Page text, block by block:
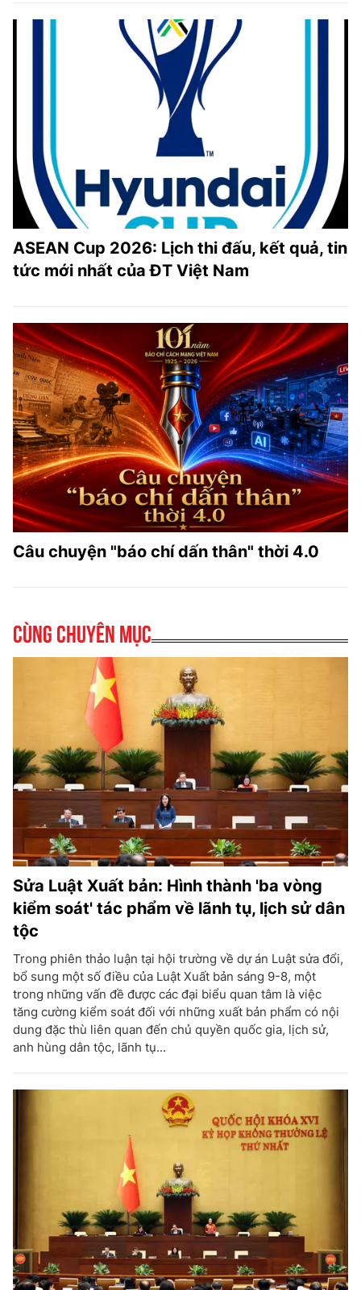
ASEAN Cup 2026: Lịch thi đấu, kết quả, tin
tức mới nhất của ĐT Việt Nam
Câu chuyện "báo chí dấn thân" thời 4.0
Cùng chuyên mục
Sửa Luật Xuất bản: Hình thành 'ba vòng
kiểm soát' tác phẩm về lãnh tụ, lịch sử dân
tộc
Trong phiên thảo luận tại hội trường về dự án Luật sửa đổi,
bổ sung một số điều của Luật Xuất bản sáng 9-8, một
trong những vấn đề được các đại biểu quan tâm là việc
tăng cường kiểm soát đối với những xuất bản phẩm có nội
dung đặc thù liên quan đến chủ quyền quốc gia, lịch sử,
anh hùng dân tộc, lãnh tụ...